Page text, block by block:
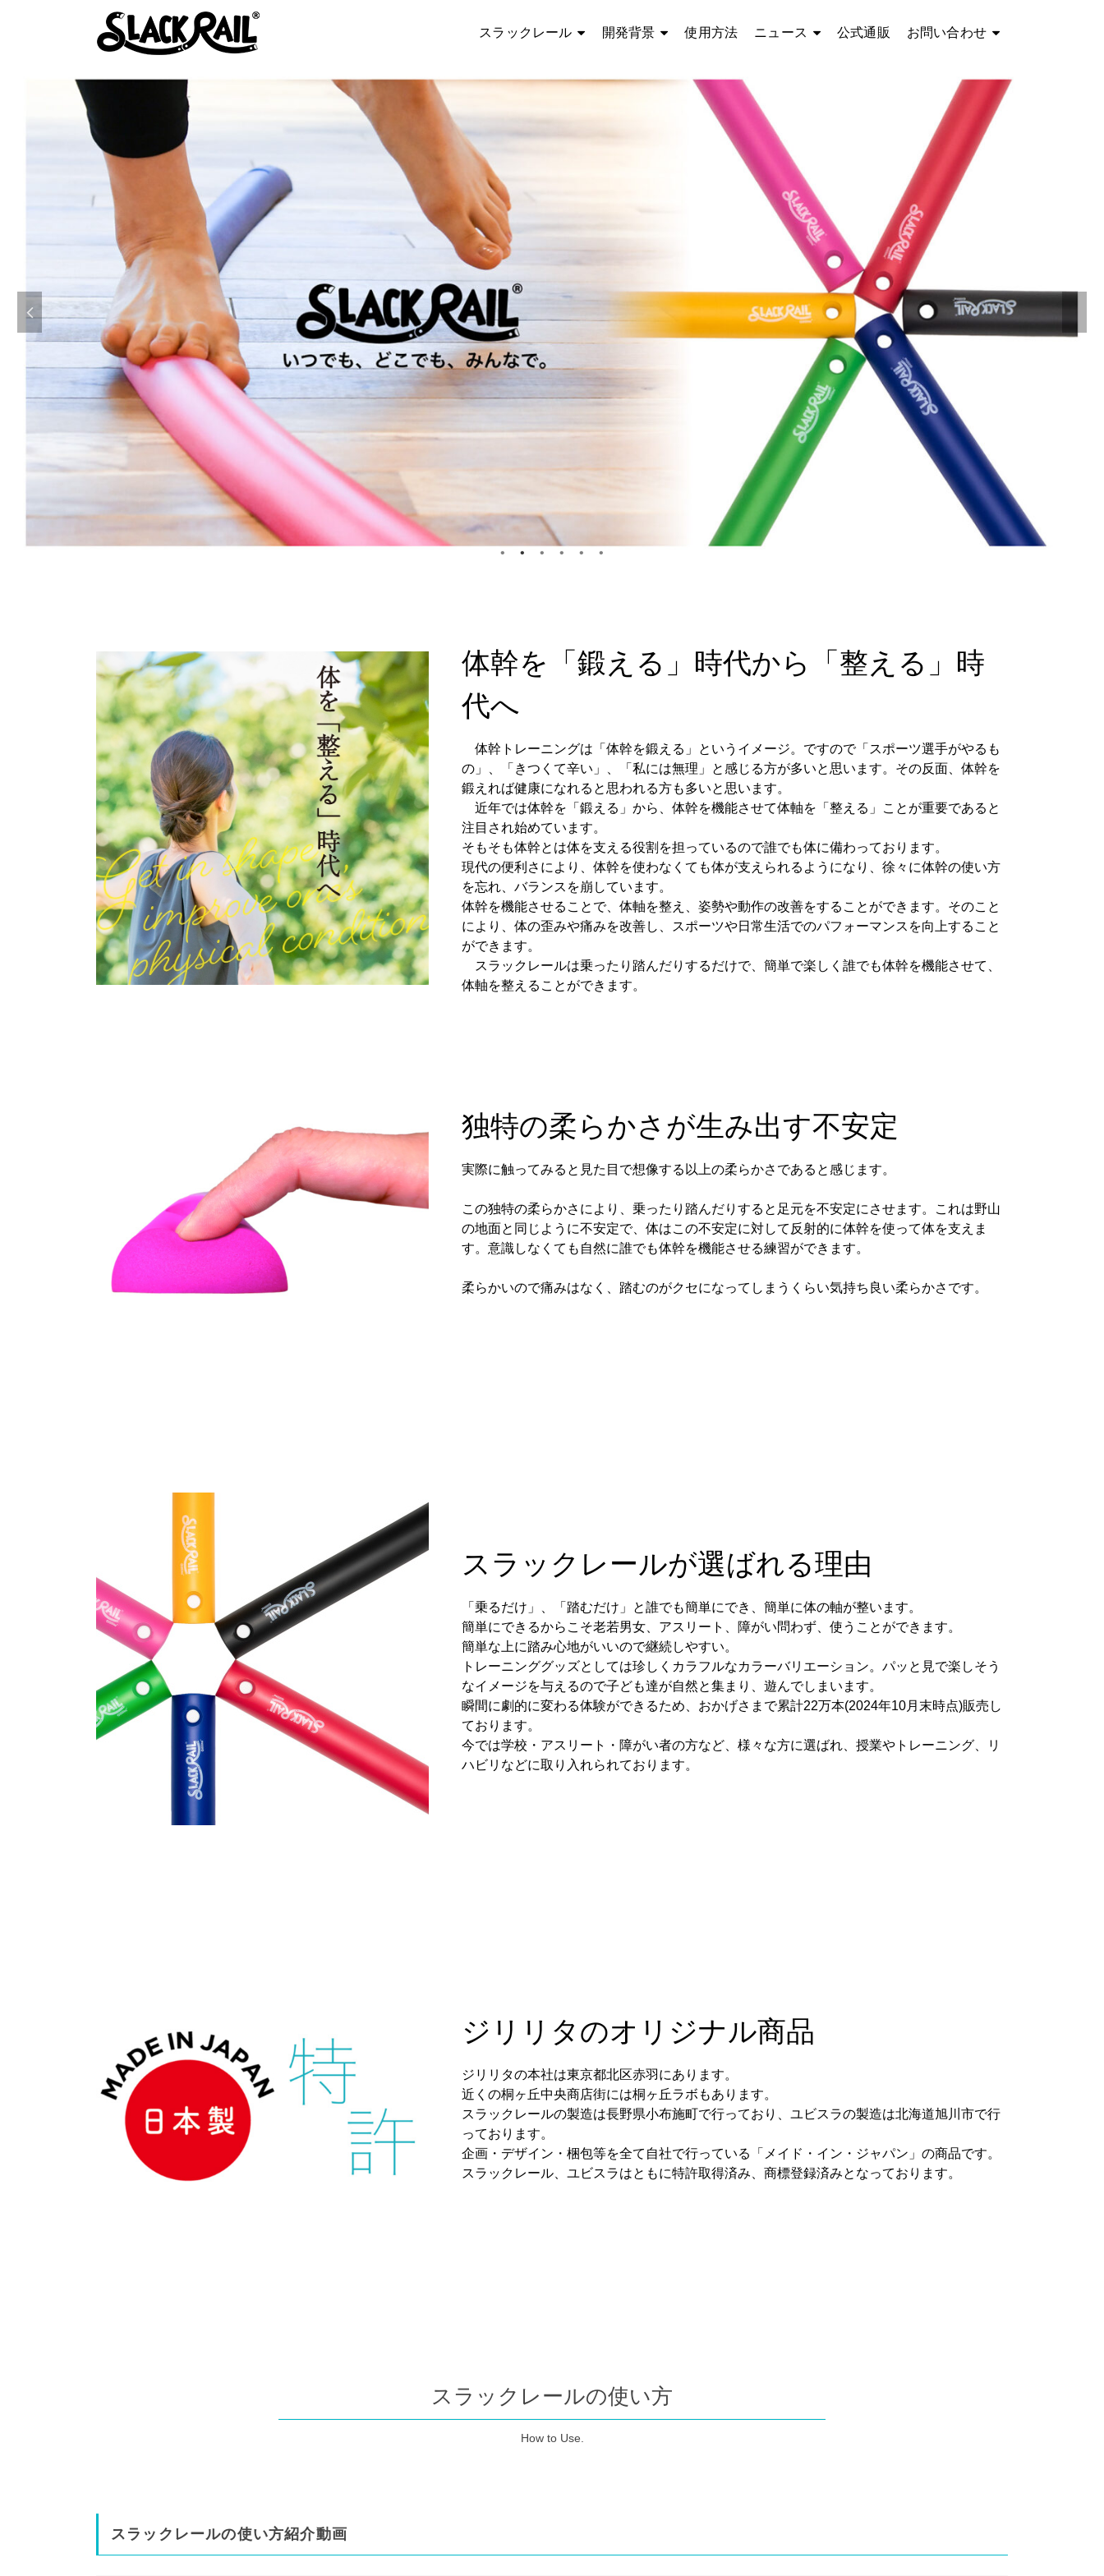
スラックレール 開発背景 使用方法 ニュース 公式通販 お問い合わせ
体幹を「鍛える」時代から「整える」時
代へ
体幹トレーニングは「体幹を鍛える」というイメージ。ですので「スポーツ選手がやるも
の」、「きつくて辛い」、「私には無理」と感じる方が多いと思います。その反面、体幹を
鍛えれば健康になれると思われる方も多いと思います。
近年では体幹を「鍛える」から、体幹を機能させて体軸を「整える」ことが重要であると
注目され始めています。
そもそも体幹とは体を支える役割を担っているので誰でも体に備わっております。
現代の便利さにより、体幹を使わなくても体が支えられるようになり、徐々に体幹の使い方
を忘れ、バランスを崩しています。
体幹を機能させることで、体軸を整え、姿勢や動作の改善をすることができます。そのこと
により、体の歪みや痛みを改善し、スポーツや日常生活でのパフォーマンスを向上すること
ができます。
スラックレールは乗ったり踏んだりするだけで、簡単で楽しく誰でも体幹を機能させて、
体軸を整えることができます。
独特の柔らかさが生み出す不安定
実際に触ってみると見た目で想像する以上の柔らかさであると感じます。
この独特の柔らかさにより、乗ったり踏んだりすると足元を不安定にさせます。これは野山
の地面と同じように不安定で、体はこの不安定に対して反射的に体幹を使って体を支えま
す。意識しなくても自然に誰でも体幹を機能させる練習ができます。
柔らかいので痛みはなく、踏むのがクセになってしまうくらい気持ち良い柔らかさです。
スラックレールが選ばれる理由
「乗るだけ」、「踏むだけ」と誰でも簡単にでき、簡単に体の軸が整います。
簡単にできるからこそ老若男女、アスリート、障がい問わず、使うことができます。
簡単な上に踏み心地がいいので継続しやすい。
トレーニンググッズとしては珍しくカラフルなカラーバリエーション。パッと見で楽しそう
なイメージを与えるので子ども達が自然と集まり、遊んでしまいます。
瞬間に劇的に変わる体験ができるため、おかげさまで累計22万本(2024年10月末時点)販売し
ております。
今では学校・アスリート・障がい者の方など、様々な方に選ばれ、授業やトレーニング、リ
ハビリなどに取り入れられております。
ジリリタのオリジナル商品
ジリリタの本社は東京都北区赤羽にあります。
近くの桐ヶ丘中央商店街には桐ヶ丘ラボもあります。
スラックレールの製造は長野県小布施町で行っており、ユビスラの製造は北海道旭川市で行
っております。
企画・デザイン・梱包等を全て自社で行っている「メイド・イン・ジャパン」の商品です。
スラックレール、ユビスラはともに特許取得済み、商標登録済みとなっております。
スラックレールの使い方
How to Use.
スラックレールの使い方紹介動画